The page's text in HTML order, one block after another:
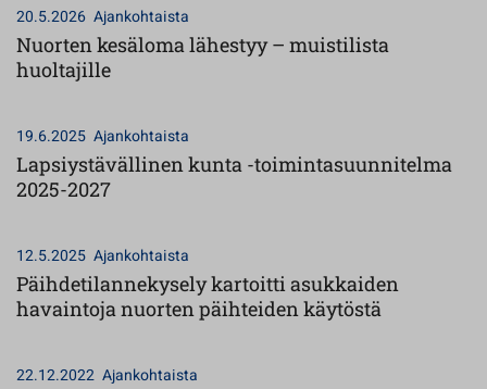
20.5.2026 Ajankohtaista
Nuorten kesäloma lähestyy – muistilista
huoltajille
19.6.2025 Ajankohtaista
Lapsiystävällinen kunta -toimintasuunnitelma
2025-2027
12.5.2025 Ajankohtaista
Päihdetilannekysely kartoitti asukkaiden
havaintoja nuorten päihteiden käytöstä
22.12.2022 Ajankohtaista